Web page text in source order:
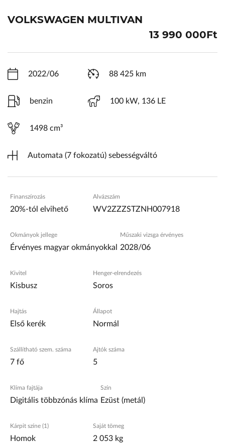
Karosszéria Centrum
VOLKSWAGEN MULTIVAN
13 990 000Ft
2022/06 88 425 km
benzin 100 kW, 136 LE
1498 cm³
Automata (7 fokozatú) sebességváltó
Finanszírozás
20%-tól elvihető
Alvázszám
WV2ZZZSTZNH007918
Okmányok jellege
Érvényes magyar okmányokkal
Műszaki vizsga érvényes
2028/06
Kivitel
Kisbusz
Henger-elrendezés
Soros
Hajtás
Első kerék
Állapot
Normál
Szállítható szem. száma
7 fő
Ajtók száma
5
Klíma fajtája
Digitális többzónás klíma
Szín
Ezüst (metál)
Kárpit színe (1)
Homok
Saját tömeg
2 053 kg